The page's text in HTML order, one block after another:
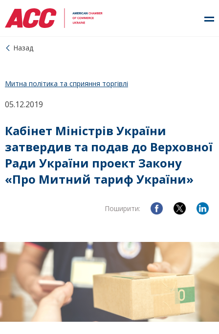
Назад
05.12.2019
Митна політика та сприяння торгівлі
Кабінет Міністрів України
затвердив та подав до Верховної
Ради України проект Закону
«Про Митний тариф України»
Поширити: